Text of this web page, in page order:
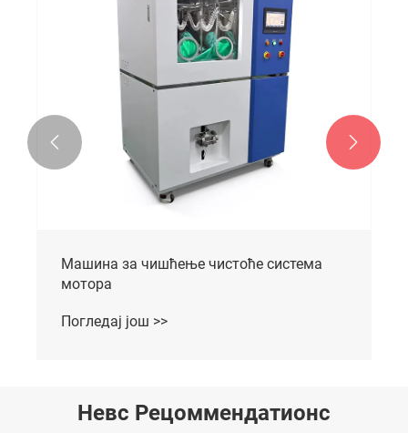
Машина за чишћење чистоће система
мотора
Погледај још >>
 
Невс Рецоммендатионс